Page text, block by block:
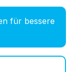
für bessere